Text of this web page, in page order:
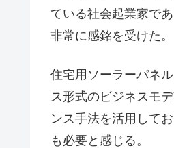
ている社会起業家で
非常に感銘を受けた。
住宅用ソーラーパネ
ス形式のビジネスモ
ンス手法を活用して
も必要と感じる。